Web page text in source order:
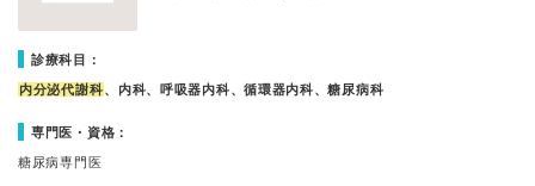
診療科目：
内分泌代謝科、内科、呼吸器内科、循環器内科、糖尿病科
専門医・資格：
糖尿病専門医